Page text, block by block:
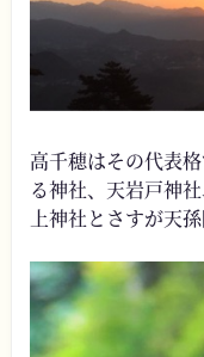
高千穂はその代表
る神社、天岩戸神
上神社とさすが天孫